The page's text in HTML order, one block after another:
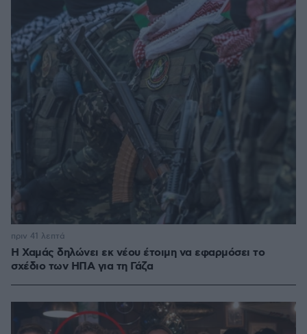
Η Χαμάς δηλώνει εκ νέου έτοιμη να εφαρμόσει το
σχέδιο των ΗΠΑ για τη Γάζα
πριν 41 λεπτά